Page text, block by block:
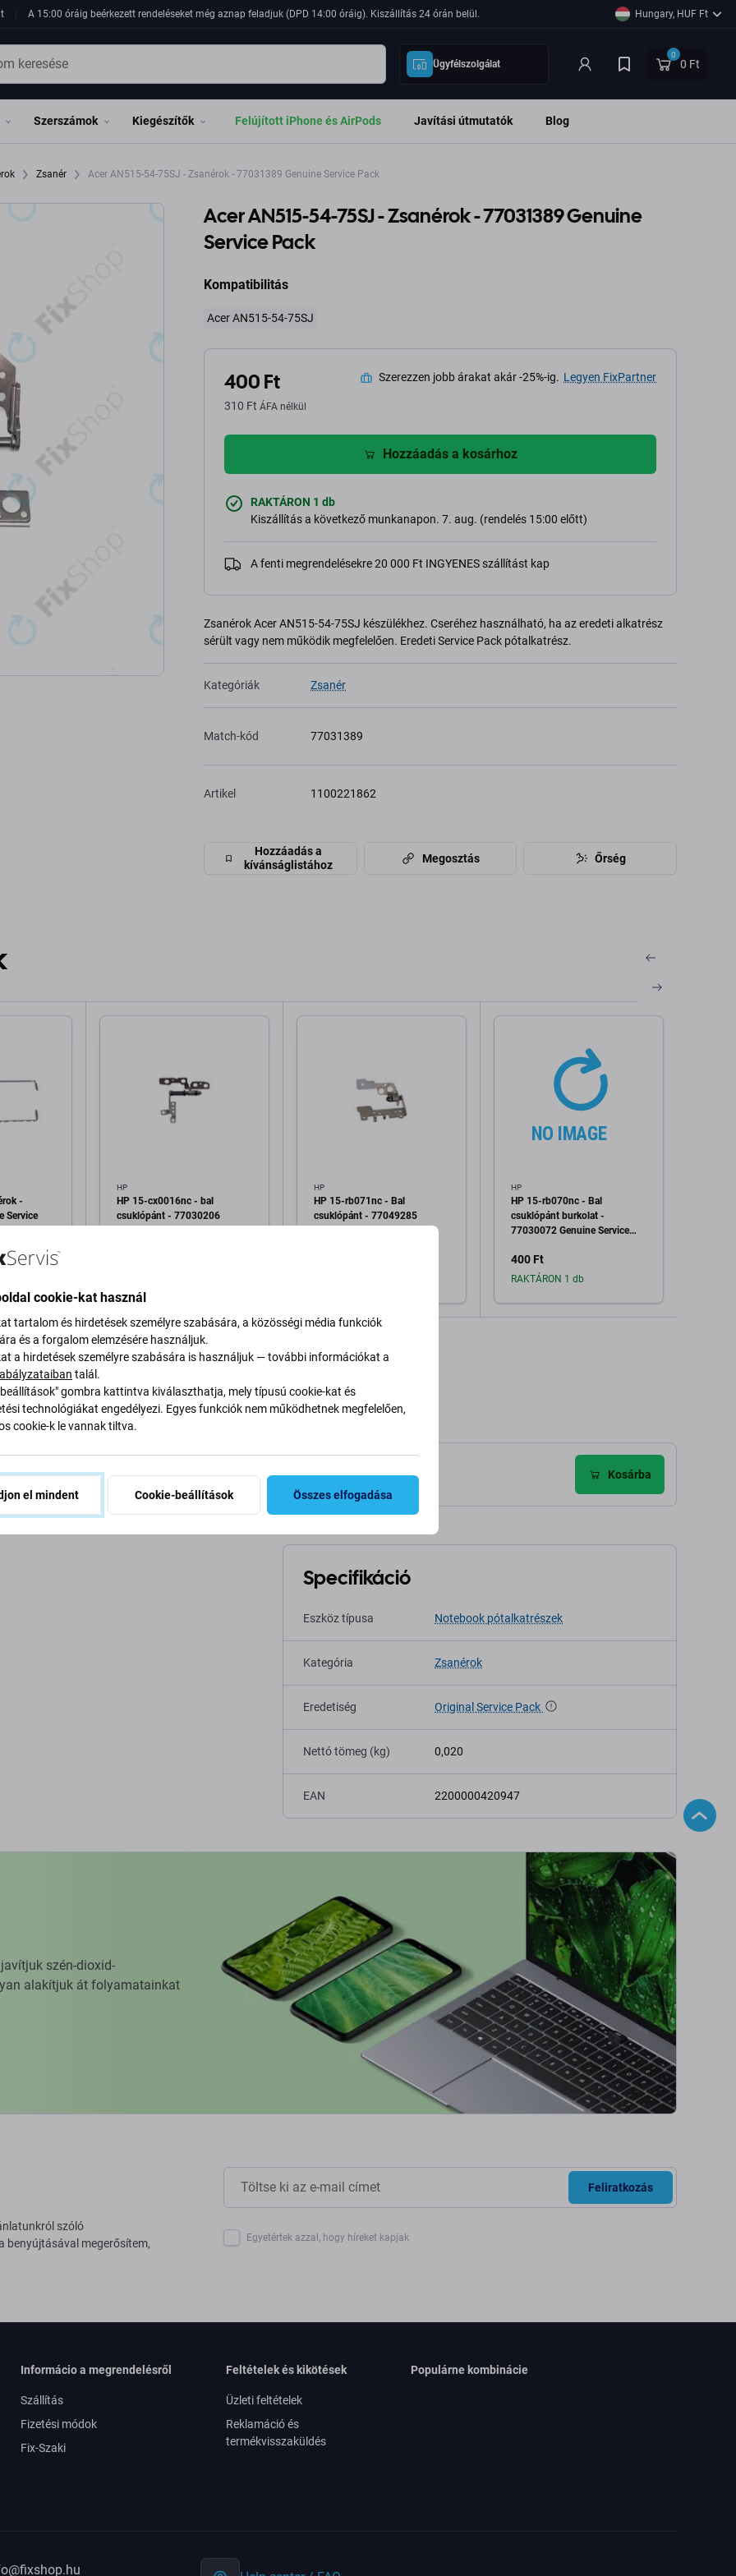
A 15:00 óráig beérkezett rendeléseket még aznap feladjuk (DPD 14:00 óráig). Kiszállítás 24 órán belül. Hungary, HUF Ft
Ügyfélszolgálat
0
0 Ft
Szerszámok Kiegészítők Felújított iPhone és AirPods Javítási útmutatók Blog
Zsanér Acer AN515-54-75SJ - Zsanérok - 77031389 Genuine Service Pack
Acer AN515-54-75SJ - Zsanérok - 77031389 Genuine
Service Pack
Kompatibilitás
Acer AN515-54-75SJ
400 Ft
310 Ft ÁFA nélkül
Szerezzen jobb árakat akár -25%-ig. Legyen FixPartner
Hozzáadás a kosárhoz
RAKTÁRON 1 db
Kiszállítás a következő munkanapon. 7. aug. (rendelés 15:00 előtt)
A fenti megrendelésekre 20 000 Ft INGYENES szállítást kap
Zsanérok Acer AN515-54-75SJ készülékhez. Cseréhez használható, ha az eredeti alkatrész
sérült vagy nem működik megfelelően. Eredeti Service Pack pótalkatrész.
Kategóriák Zsanér
Match-kód 77031389
Artikel 1100221862
Hozzáadás a
kívánságlistához
Megosztás Őrség
kosárhoz
-
Service
Hozzáadás a kosárhoz
HP
HP 15-cx0016nc - bal
csuklópánt - 77030206
HP
HP 15-rb071nc - Bal
csuklópánt - 77049285
HP
HP 15-rb070nc - Bal
csuklópánt burkolat -
77030072 Genuine Service
400 Ft
RAKTÁRON 1 db
Leírás és specifikáció Minőség Szállítás és visszaküldés Kosárba
Specifikáció
Eszköz típusa Notebook pótalkatrészek
Kategória Zsanérok
Eredetiség Original Service Pack
Nettó tömeg (kg) 0,020
EAN 2200000420947
szén-dioxid-
alakítjuk át folyamatainkat
szóló
benyújtásával megerősítem,
Feliratkozás
Egyetértek azzal, hogy híreket kapjak
Informácio a megrendelésről
Szállítás
Fizetési módok
Fix-Szaki
Feltételek és kikötések
Üzleti feltételek
Reklamáció és
termékvisszaküldés
Populárne kombinácie
cookie-kat használ
tartalom és hirdetések személyre szabására, a közösségi média funkciók
és a forgalom elemzésére használjuk.
a hirdetések személyre szabására is használjuk — további információkat a
talál.
beállítások" gombra kattintva kiválaszthatja, mely típusú cookie-kat és
technológiákat engedélyezi. Egyes funkciók nem működhetnek megfelelően,
cookie-k le vannak tiltva.
el mindent Cookie-beállítások Összes elfogadása